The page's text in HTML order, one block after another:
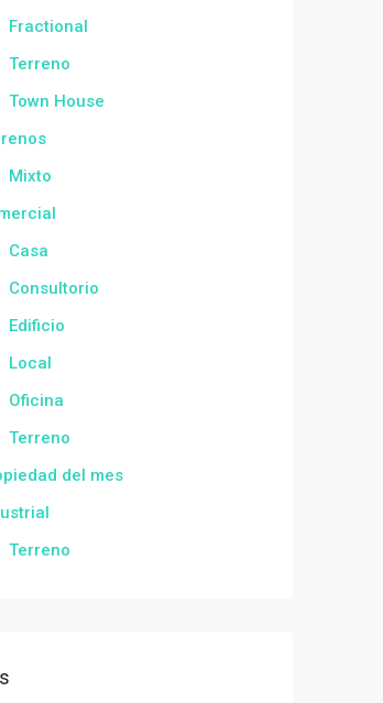
Fractional
Terreno
Town House
Mixto
Casa
Consultorio
Edificio
Local
Oficina
Terreno
del mes
Terreno